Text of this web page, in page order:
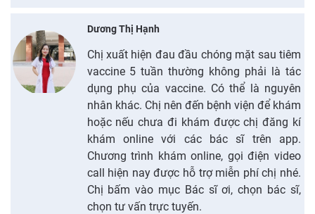
Dương Thị Hạnh
Chị xuất hiện đau đầu chóng mặt sau tiêm
vaccine 5 tuần thường không phải là tác
dụng phụ của vaccine. Có thể là nguyên
nhân khác. Chị nên đến bệnh viện để khám
hoặc nếu chưa đi khám được chị đăng kí
khám online với các bác sĩ trên app.
Chương trình khám online, gọi điện video
call hiện nay được hỗ trợ miễn phí chị nhé.
Chị bấm vào mục Bác sĩ ơi, chọn bác sĩ,
chọn tư vấn trực tuyến.